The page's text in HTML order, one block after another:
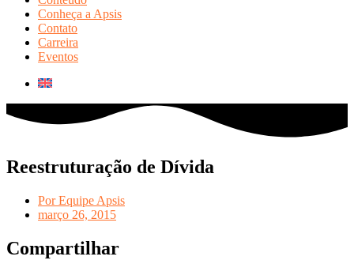
Conheça a Apsis
Contato
Carreira
Eventos
Reestruturação de Dívida
PorEquipe Apsis
março 26, 2015
Compartilhar